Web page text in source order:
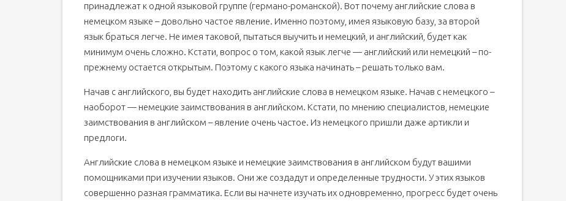
принадлежат к одной языковой группе (германо-романской). Вот почему английские слова в
немецком языке – довольно частое явление. Именно поэтому, имея языковую базу, за второй
язык браться легче. Не имея таковой, пытаться выучить и немецкий, и английский, будет как
минимум очень сложно. Кстати, вопрос о том, какой язык легче — английский или немецкий – по-
прежнему остается открытым. Поэтому с какого языка начинать – решать только вам.
Начав с английского, вы будет находить английские слова в немецком языке. Начав с немецкого –
наоборот — немецкие заимствования в английском. Кстати, по мнению специалистов, немецкие
заимствования в английском – явление очень частое. Из немецкого пришли даже артикли и
предлоги.
Английские слова в немецком языке и немецкие заимствования в английском будут вашими
помощниками при изучении языков. Они же создадут и определенные трудности. У этих языков
совершенно разная грамматика. Если вы начнете изучать их одновременно, прогресс будет очень